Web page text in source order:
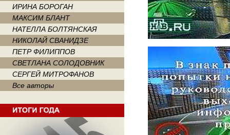
ИРИНА БОРОГАН
МАКСИМ БЛАНТ
НАТЕЛЛА БОЛТЯНСКАЯ
НИКОЛАЙ СВАНИДЗЕ
ПЕТР ФИЛИППОВ
СВЕТЛАНА СОЛОДОВНИК
СЕРГЕЙ МИТРОФАНОВ
Все авторы